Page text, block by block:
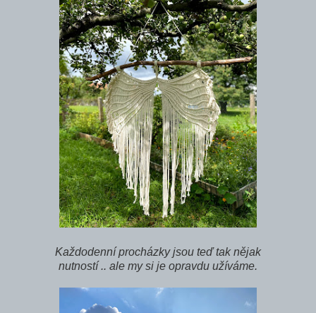
Každodenní procházky jsou teď tak nějak
nutností .. ale my si je opravdu užíváme.